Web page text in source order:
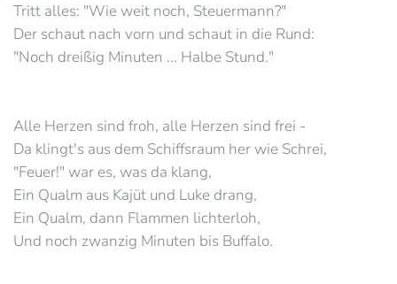
Tritt alles: "Wie weit noch, Steuermann?"
Der schaut nach vorn und schaut in die Rund:
"Noch dreißig Minuten ... Halbe Stund."
Alle Herzen sind froh, alle Herzen sind frei -
Da klingt's aus dem Schiffsraum her wie Schrei,
"Feuer!" war es, was da klang,
Ein Qualm aus Kajüt und Luke drang,
Ein Qualm, dann Flammen lichterloh,
Und noch zwanzig Minuten bis Buffalo.